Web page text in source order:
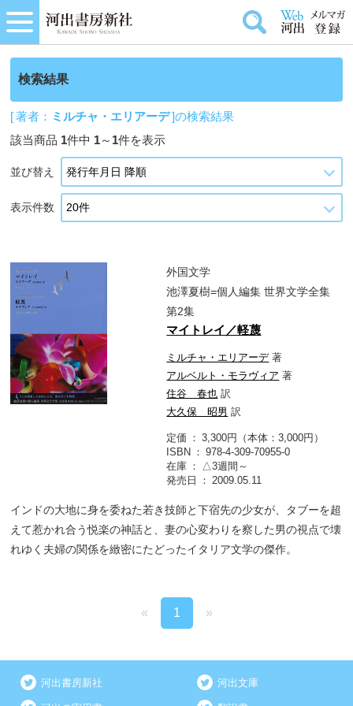
検索結果
[ 著者： ミルチャ・エリアーデ]の検索結果
該当商品 1件中 1～ 1件を表示
並び替え
表示件数
外国文学
池澤夏樹=個人編集 世界文学全集
第2集
マイトレイ／軽蔑
ミルチャ・エリアーデ著
アルベルト・モラヴィア 著
住谷 春也 訳
大久保 昭男 訳
定価
3,300円（本体：3,000円）
ISBN
978-4-309-70955-0
在庫
△3週間～
発売日
2009.05.11
インドの大地に身を委ねた若き技師と下宿先の少女が、タブーを超
えて惹かれ合う悦楽の神話と、妻の心変わりを察した男の視点で壊
れゆく夫婦の関係を緻密にたどったイタリア文学の傑作。
« 1 »
河出書房新社 河出文庫